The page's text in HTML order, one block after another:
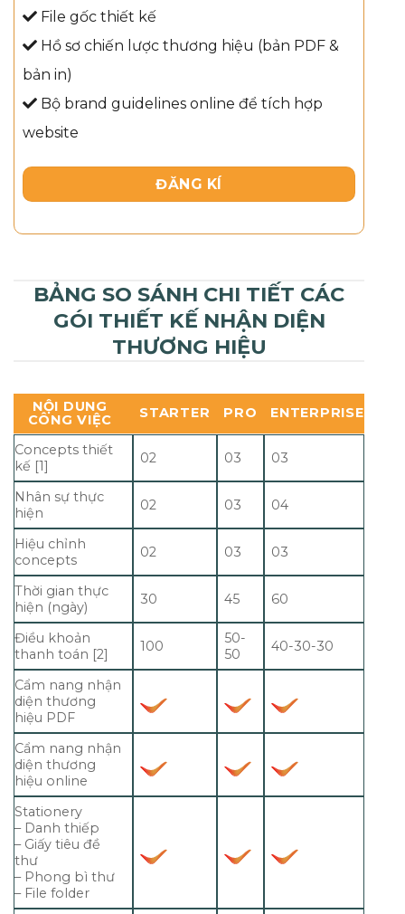
File gốc thiết kế
Hồ sơ chiến lược thương hiệu (bản PDF &
bản in)
Bộ brand guidelines online để tích hợp
website
ĐĂNG KÍ
BẢNG SO SÁNH CHI TIẾT CÁC
GÓI THIẾT KẾ NHẬN DIỆN
THƯƠNG HIỆU
NỘI DUNG
CÔNG VIỆC
STARTER PRO ENTERPRISE
Concepts thiết
kế [1]
02 03 03
Nhân sự thực
hiện
02 03 04
Hiệu chỉnh
concepts
02 03 03
Thời gian thực
hiện (ngày)
30 45 60
Điều khoản
thanh toán [2]
100
50-
50
40-30-30
Cẩm nang nhận
diện thương
hiệu PDF
Cẩm nang nhận
diện thương
hiệu online
Stationery
– Danh thiếp
– Giấy tiêu đề
thư
– Phong bì thư
– File folder